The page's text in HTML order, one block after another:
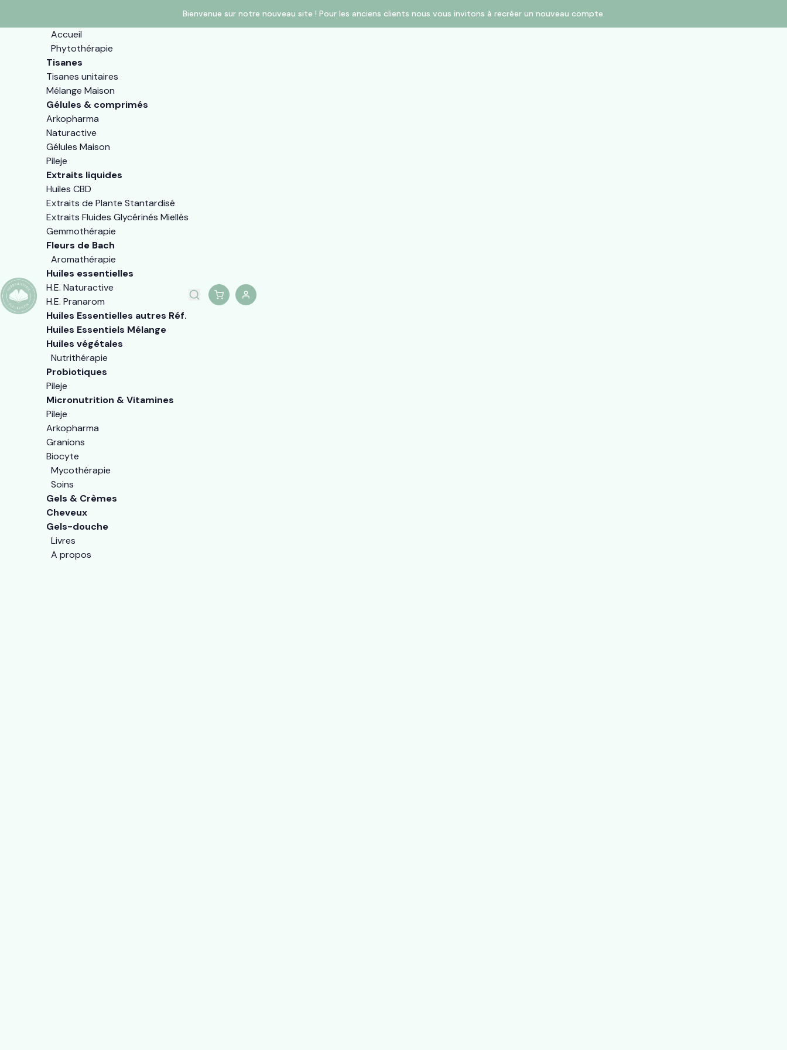
Bienvenue sur notre nouveau site ! Pour les anciens clients nous vous invitons à recréer un nouveau compte.
Accueil
Phytothérapie
Tisanes
Tisanes unitaires
Mélange Maison
Gélules & comprimés
Arkopharma
Naturactive
Gélules Maison
Pileje
Extraits liquides
Huiles CBD
Extraits de Plante Stantardisé
Extraits Fluides Glycérinés Miellés
Gemmothérapie
Fleurs de Bach
Aromathérapie
Huiles essentielles
H.E. Naturactive
H.E. Pranarom
Huiles Essentielles autres Réf.
Huiles Essentiels Mélange
Huiles végétales
Nutrithérapie
Probiotiques
Pileje
Micronutrition & Vitamines
Pileje
Arkopharma
Granions
Biocyte
Mycothérapie
Soins
Gels & Crèmes
Cheveux
Gels-douche
Livres
A propos